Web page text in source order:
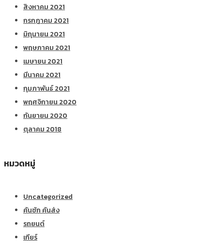
สิงหาคม 2021
กรกฎาคม 2021
มิถุนายน 2021
พฤษภาคม 2021
เมษายน 2021
มีนาคม 2021
กุมภาพันธ์ 2021
พฤศจิกายน 2020
กันยายน 2020
ตุลาคม 2018
หมวดหมู่
Uncategorized
คันชัก คันส่ง
รถยนต์
เกียร์